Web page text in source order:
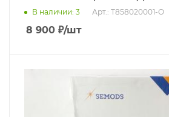
В наличии: 3 Арт.: T858020001-O
8 900 ₽/шт